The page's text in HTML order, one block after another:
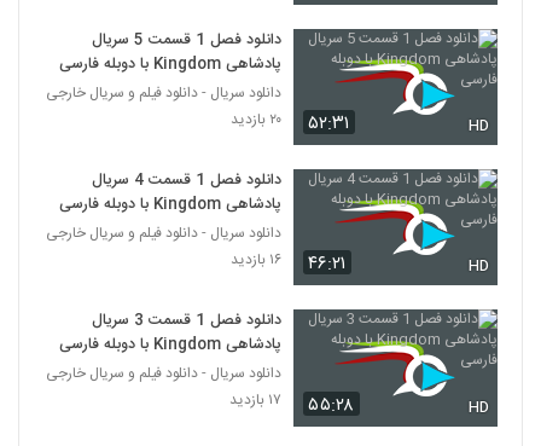
۵۲:۳۱ HD
دانلود فصل 1 قسمت 5 سریال
پادشاهی Kingdom با دوبله فارسی
دانلود سریال - دانلود فیلم و سریال خارجی
۲۰ بازدید
۴۶:۲۱ HD
دانلود فصل 1 قسمت 4 سریال
پادشاهی Kingdom با دوبله فارسی
دانلود سریال - دانلود فیلم و سریال خارجی
۱۶ بازدید
۵۵:۲۸ HD
دانلود فصل 1 قسمت 3 سریال
پادشاهی Kingdom با دوبله فارسی
دانلود سریال - دانلود فیلم و سریال خارجی
۱۷ بازدید